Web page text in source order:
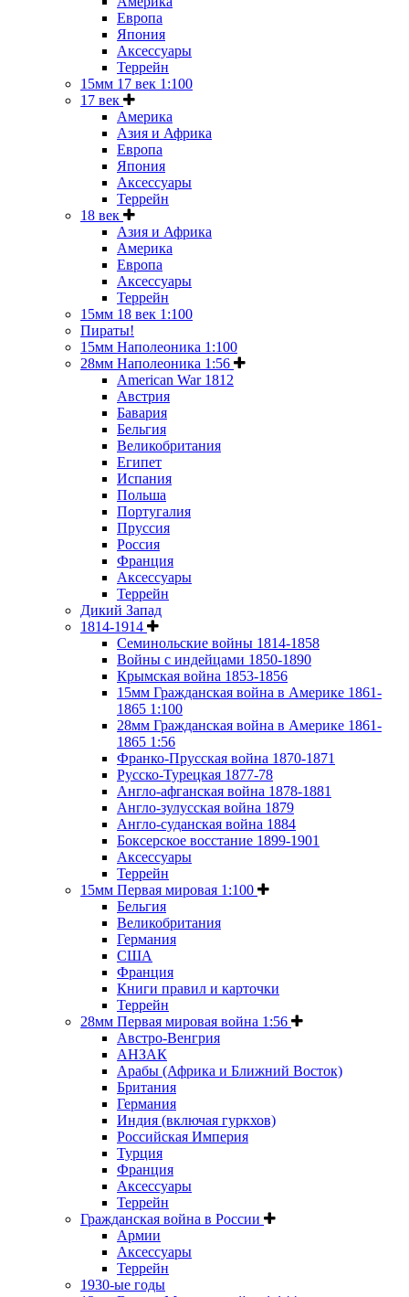
Европа
Япония
Аксессуары
Террейн
15мм 17 век 1:100
17 век
Америка
Азия и Африка
Европа
Япония
Аксессуары
Террейн
18 век
Азия и Африка
Америка
Европа
Аксессуары
Террейн
15мм 18 век 1:100
Пираты!
15мм Наполеоника 1:100
28мм Наполеоника 1:56
American War 1812
Австрия
Бавария
Бельгия
Великобритания
Египет
Испания
Польша
Португалия
Пруссия
Россия
Франция
Аксессуары
Террейн
Дикий Запад
1814-1914
Семинольские войны 1814-1858
Войны с индейцами 1850-1890
Крымская война 1853-1856
15мм Гражданская война в Америке 1861-
1865 1:100
28мм Гражданская война в Америке 1861-
1865 1:56
Франко-Прусская война 1870-1871
Русско-Турецкая 1877-78
Англо-афганская война 1878-1881
Англо-зулусская война 1879
Англо-суданская война 1884
Боксерское восстание 1899-1901
Аксессуары
Террейн
15мм Первая мировая 1:100
Бельгия
Великобритания
Германия
США
Франция
Книги правил и карточки
Террейн
28мм Первая мировая война 1:56
Австро-Венгрия
АНЗАК
Арабы (Африка и Ближний Восток)
Британия
Германия
Индия (включая гуркхов)
Российская Империя
Турция
Франция
Аксессуары
Террейн
Гражданская война в России
Армии
Аксессуары
Террейн
1930-ые годы